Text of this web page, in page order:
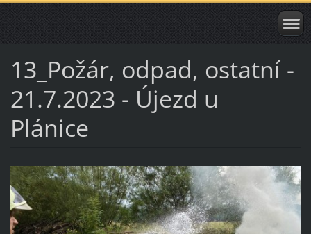
13_Požár, odpad, ostatní -
21.7.2023 - Újezd u
Plánice